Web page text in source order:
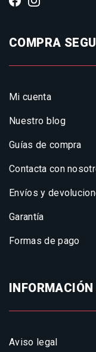
COMPRA
Mi cuenta
Nuestro blog
Guías de compra
Contacta con
Envíos y
Garantía
Formas de pago
Aviso legal